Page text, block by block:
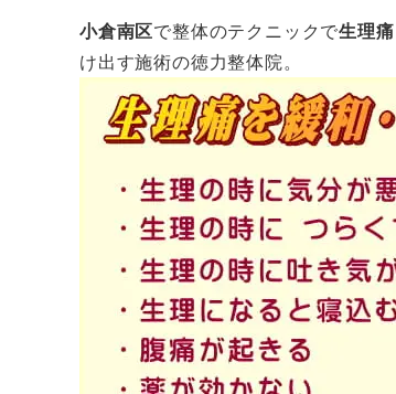
小倉南区で整体のテクニックで生理痛
け出す施術の徳力整体院。